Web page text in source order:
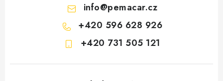
info@pemacar.cz
+420 596 628 926
+420 731 505 121